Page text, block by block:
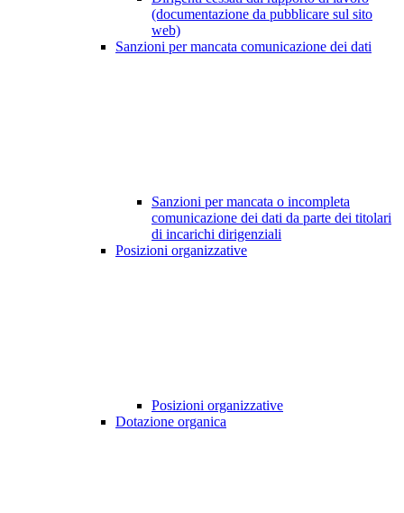
(documentazione da pubblicare sul sito
web)
Sanzioni per mancata comunicazione dei dati
Sanzioni per mancata o incompleta
comunicazione dei dati da parte dei titolari
di incarichi dirigenziali
Posizioni organizzative
Posizioni organizzative
Dotazione organica